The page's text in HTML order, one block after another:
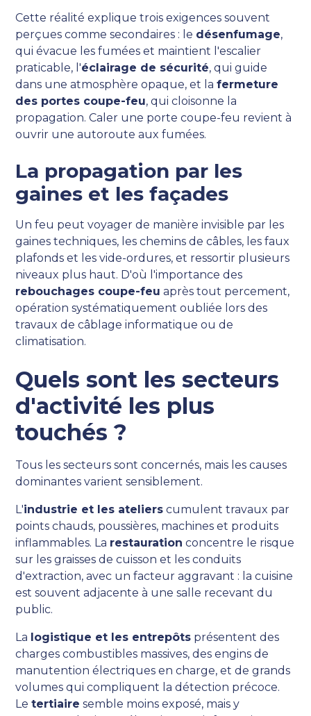
Cette réalité explique trois exigences souvent
perçues comme secondaires : le désenfumage,
qui évacue les fumées et maintient l'escalier
praticable, l'éclairage de sécurité, qui guide
dans une atmosphère opaque, et lafermeture
des portes coupe-feu, qui cloisonne la
propagation. Caler une porte coupe-feu revient à
ouvrir une autoroute aux fumées.
La propagation par les
gaines et les façades
Un feu peut voyager de manière invisible par les
gaines techniques, les chemins de câbles, les faux
plafonds et les vide-ordures, et ressortir plusieurs
niveaux plus haut. D'où l'importance des
rebouchages coupe-feu après tout percement,
opération systématiquement oubliée lors des
travaux de câblage informatique ou de
climatisation.
Quels sont les secteurs
d'activité les plus
touchés ?
Tous les secteurs sont concernés, mais les causes
dominantes varient sensiblement.
L'industrie et les ateliers cumulent travaux par
points chauds, poussières, machines et produits
inflammables. La restauration concentre le risque
sur les graisses de cuisson et les conduits
d'extraction, avec un facteur aggravant : la cuisine
est souvent adjacente à une salle recevant du
public.
La logistique et les entrepôts présentent des
charges combustibles massives, des engins de
manutention électriques en charge, et de grands
volumes qui compliquent la détection précoce.
Letertiaire semble moins exposé, mais y